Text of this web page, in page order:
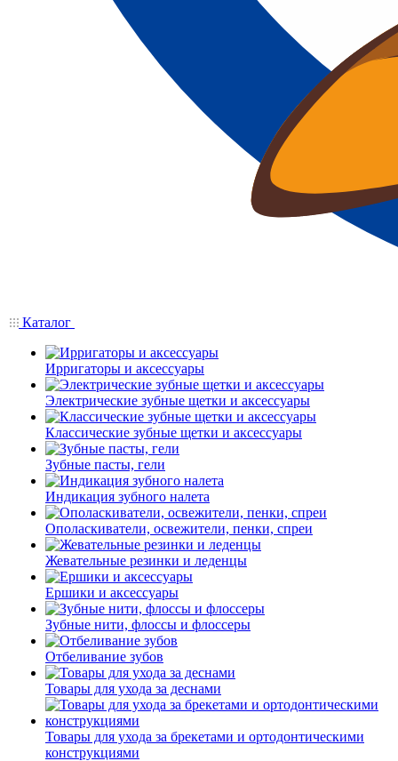
Каталог
Ирригаторы и аксессуары
Электрические зубные щетки и аксессуары
Классические зубные щетки и аксессуары
Зубные пасты, гели
Индикация зубного налета
Ополаскиватели, освежители, пенки, спреи
Жевательные резинки и леденцы
Ершики и аксессуары
Зубные нити, флоссы и флоссеры
Отбеливание зубов
Товары для ухода за деснами
Товары для ухода за брекетами и ортодонтическими
конструкциями